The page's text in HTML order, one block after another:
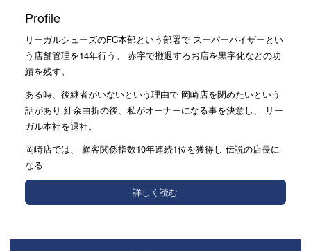
Profile
リーガルシューズのFC本部という部署で スーパーバイザーとい
う店舗管理を14年行う。 赤字で撤退するお店を黒字化などの功
績を残す。
ある時、後継者がいないという理由で 岡崎店を閉めたいという
話があり 紆余曲折の後、私がオーナーになる事を決意し、 リー
ガル本社を退社。
岡崎店では、 顧客関係指数10年連続1位を獲得し 伝説の店長に
なる
詳しく読む